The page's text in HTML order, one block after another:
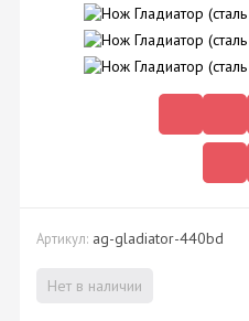
Артикул: ag-gladiator-440bd
Нет в наличии